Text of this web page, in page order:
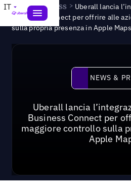
IT News & Press > Uberall lancia
Business Connect per offrire alle
sulla propria presenza in Apple Maps
NEWS &
Uberall lancia
Business Connect per
maggiore controllo sulla
Apple